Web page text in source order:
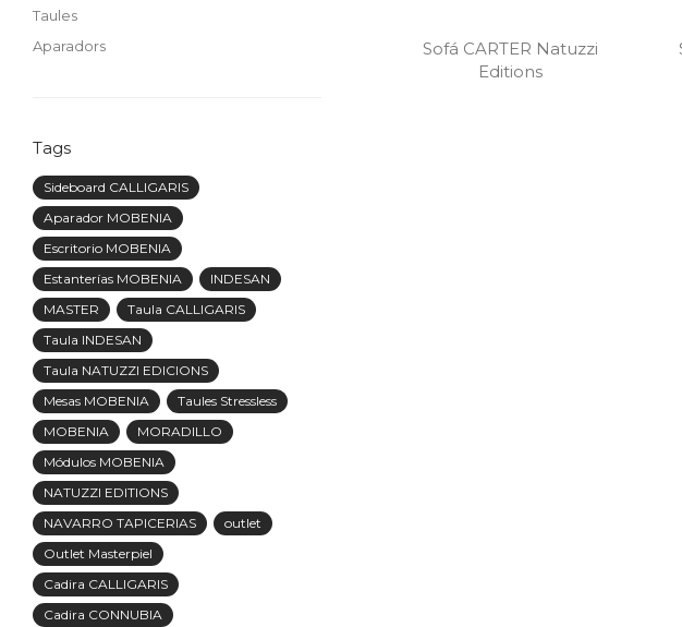
Taules
Aparadors
Tags
Sideboard CALLIGARIS
Aparador MOBENIA
Escritorio MOBENIA
Estanterías MOBENIA
INDESAN
MASTER
Taula CALLIGARIS
Taula INDESAN
Taula NATUZZI EDICIONS
Mesas MOBENIA
Taules Stressless
MOBENIA
MORADILLO
Módulos MOBENIA
NATUZZI EDITIONS
NAVARRO TAPICERIAS
outlet
Outlet Masterpiel
Cadira CALLIGARIS
Cadira CONNUBIA
Sofá CARTER Natuzzi
Editions